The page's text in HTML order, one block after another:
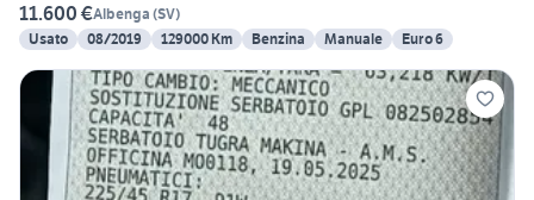
11.600 €Albenga (SV)
Usato
08/2019 129000 Km Benzina Manuale Euro 6